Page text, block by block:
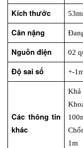
Kích thước
Cân nặng
Nguồn điện 02
Độ sai số +-
Các thông tin
khác
Khả
1m